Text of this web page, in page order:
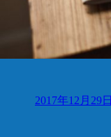
投
2017年12月29日